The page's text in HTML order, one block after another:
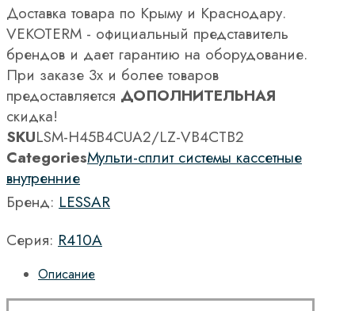
Доставка товара по Крыму и Краснодару.
VEKOTERM - официальный представитель
брендов и дает гарантию на оборудование.
При заказе 3х и более товаров
предоставляется ДОПОЛНИТЕЛЬНАЯ
скидка!
SKULSM-H45B4CUA2/LZ-VB4CТВ2
CategoriesМульти-сплит системы кассетные
внутренние
Бренд: LESSAR
Серия: R410A
Описание